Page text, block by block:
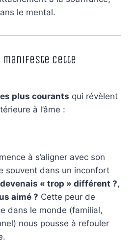
le mental.
manifeste cette
plus courants qui révèlent
à l’âme :
à s’aligner avec son
souvent dans un inconfort
« trop » différent ?,
aimé ? Cette peur de
dans le monde (familial,
nous pousse à refouler